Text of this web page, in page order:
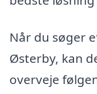
Når du søger
Østerby, kan
overveje